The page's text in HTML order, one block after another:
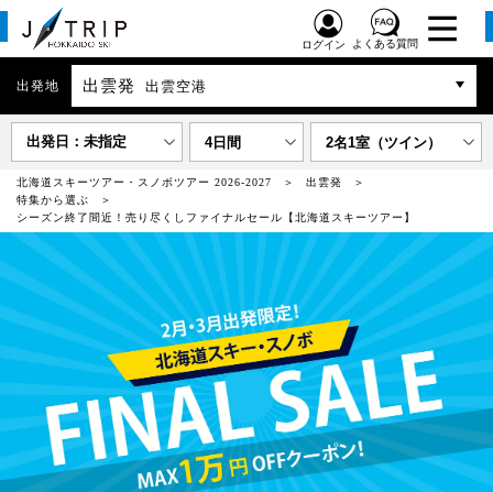
ログイン よくある質問
出発地 出雲発 出雲空港
出発日：未指定 4日間 2名1室（ツイン）
北海道スキーツアー・スノボツアー 2026-2027
出雲発
特集から選ぶ
シーズン終了間近！売り尽くしファイナルセール【北海道スキーツアー】